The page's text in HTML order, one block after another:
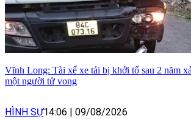
Vĩnh Long: Tài xế xe tải bị khởi tố sau 2 năm
một người tử vong
HÌNH SỰ14:06 09/08/2026